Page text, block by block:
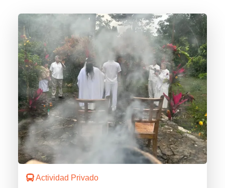
Actividad Privado